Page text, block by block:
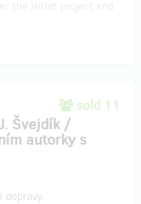
sold 11
Švejdík /
autorky s
dopravy.